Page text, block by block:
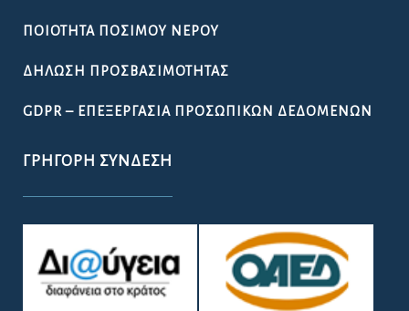
ΠΟΙΌΤΗΤΑ ΠΌΣΙΜΟΥ ΝΕΡΟΎ
ΔΉΛΩΣΗ ΠΡΟΣΒΑΣΙΜΌΤΗΤΑΣ
GDPR – ΕΠΕΞΕΡΓΑΣΙΑ ΠΡΟΣΩΠΙΚΩΝ ΔΕΔΟΜΕΝΩΝ
ΓΡΉΓΟΡΗ ΣΎΝΔΕΣΗ